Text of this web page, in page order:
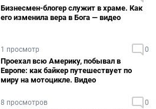
Бизнесмен-блогер служит в храме. Как
его изменила вера в Бога — видео
1 просмотр 0
Проехал всю Америку, побывал в
Европе: как байкер путешествует по
миру на мотоцикле. Видео
8 просмотров 0